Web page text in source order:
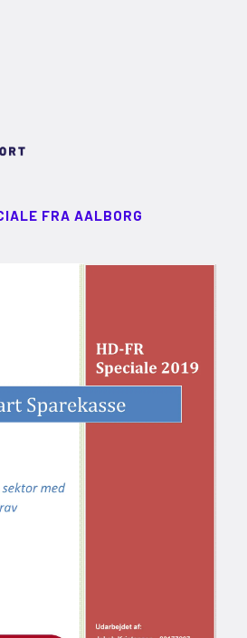
FRA AALBORG